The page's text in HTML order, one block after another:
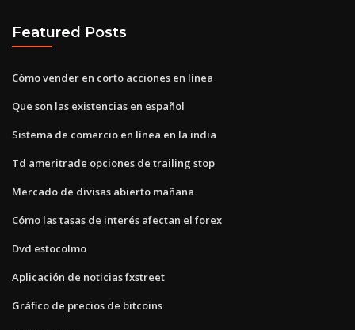
Featured Posts
Cómo vender en corto acciones en línea
Que son las existencias en español
Sistema de comercio en línea en la india
Td ameritrade opciones de trailing stop
Mercado de divisas abierto mañana
Cómo las tasas de interés afectan el forex
Dvd estocolmo
Aplicación de noticias fxstreet
Gráfico de precios de bitcoins